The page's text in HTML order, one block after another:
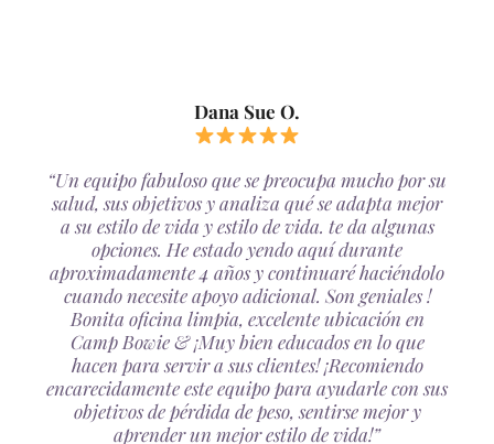
Dana Sue O.
“Un equipo fabuloso que se preocupa mucho por su
salud, sus objetivos y analiza qué se adapta mejor
a su estilo de vida y estilo de vida. te da algunas
opciones. He estado yendo aquí durante
aproximadamente 4 años y continuaré haciéndolo
cuando necesite apoyo adicional. Son geniales !
Bonita oficina limpia, excelente ubicación en
Camp Bowie & ¡Muy bien educados en lo que
hacen para servir a sus clientes! ¡Recomiendo
encarecidamente este equipo para ayudarle con sus
objetivos de pérdida de peso, sentirse mejor y
aprender un mejor estilo de vida!”